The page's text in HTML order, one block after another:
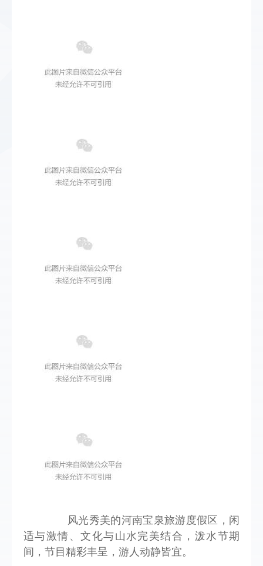
风光秀美的河南宝泉旅游度假区，闲
适与激情、文化与山水完美结合，泼水节期
间，节目精彩丰呈，游人动静皆宜。